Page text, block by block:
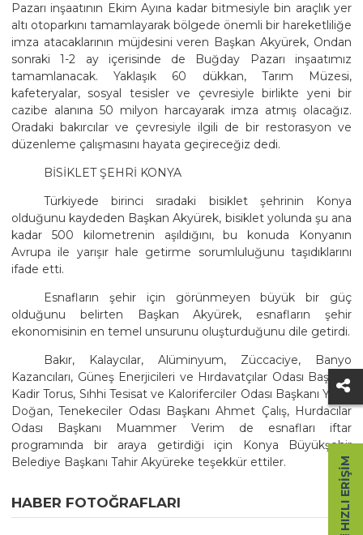
Pazarı inşaatının Ekim Ayına kadar bitmesiyle bin araçlık yer
altı otoparkını tamamlayarak bölgede önemli bir hareketliliğe
imza atacaklarının müjdesini veren Başkan Akyürek, Ondan
sonraki 1-2 ay içerisinde de Buğday Pazarı inşaatımız
tamamlanacak. Yaklaşık 60 dükkan, Tarım Müzesi,
kafeteryalar, sosyal tesisler ve çevresiyle birlikte yeni bir
cazibe alanına 50 milyon harcayarak imza atmış olacağız.
Oradaki bakırcılar ve çevresiyle ilgili de bir restorasyon ve
düzenleme çalışmasını hayata geçireceğiz dedi.
BİSİKLET ŞEHRİ KONYA
Türkiyede birinci sıradaki bisiklet şehrinin Konya
olduğunu kaydeden Başkan Akyürek, bisiklet yolunda şu ana
kadar 500 kilometrenin aşıldığını, bu konuda Konyanın
Avrupa ile yarışır hale getirme sorumluluğunu taşıdıklarını
ifade etti.
Esnafların şehir için görünmeyen büyük bir güç
olduğunu belirten Başkan Akyürek, esnafların şehir
ekonomisinin en temel unsurunu oluşturduğunu dile getirdi.
Bakır, Kalaycılar, Alüminyum, Züccaciye, Banyo
Kazancıları, Güneş Enerjicileri ve Hırdavatçılar Odası Başkanı
Kadir Torus, Sıhhi Tesisat ve Kaloriferciler Odası Başkanı Yaşar
Doğan, Tenekeciler Odası Başkanı Ahmet Çalış, Hurdacılar
Odası Başkanı Muammer Verim de esnafları iftar
programında bir araya getirdiği için Konya Büyükşehir
Belediye Başkanı Tahir Akyüreke teşekkür ettiler.
HABER FOTOĞRAFLARI HIZLI ERIŞIM